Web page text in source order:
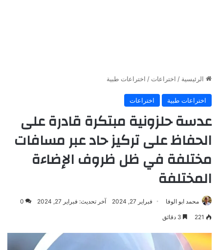
الرئيسية / اختراعات / اختراعات طبية
اختراعات طبية اختراعات
عدسة حلزونية مبتكرة قادرة على
الحفاظ على تركيز حاد عبر مسافات
مختلفة في ظل ظروف الإضاءة
المختلفة
محمد ابو الوفا فبراير 27, 2024 آخر تحديث: فبراير 27, 2024 0
221